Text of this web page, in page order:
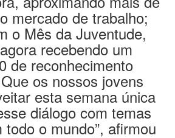
mercado de trabalho;
o Mês da Juventude,
recebendo um
de reconhecimento
os nossos jovens
esta semana única
diálogo com temas
o mundo”, afirmou